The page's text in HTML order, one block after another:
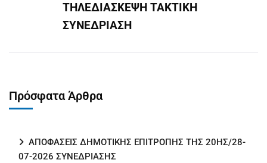
ΤΗΛΕΔΙΑΣΚΕΨΗ ΤΑΚΤΙΚΗ
ΣΥΝΕΔΡΙΑΣΗ
Πρόσφατα Άρθρα
ΑΠΟΦΑΣΕΙΣ ΔΗΜΟΤΙΚΗΣ ΕΠΙΤΡΟΠΗΣ ΤΗΣ 20ΗΣ/28-
07-2026 ΣΥΝΕΔΡΙΑΣΗΣ